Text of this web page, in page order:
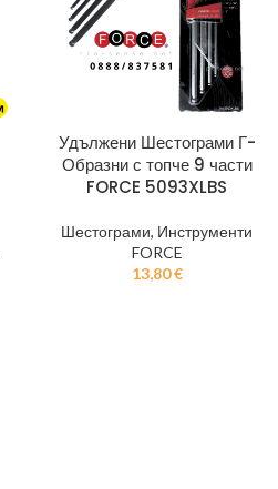
Удължени Шестограми Г-
Образни с топче 9 части
FORCE 5093XLBS
Шестограми, Инструменти
FORCE
13,80€